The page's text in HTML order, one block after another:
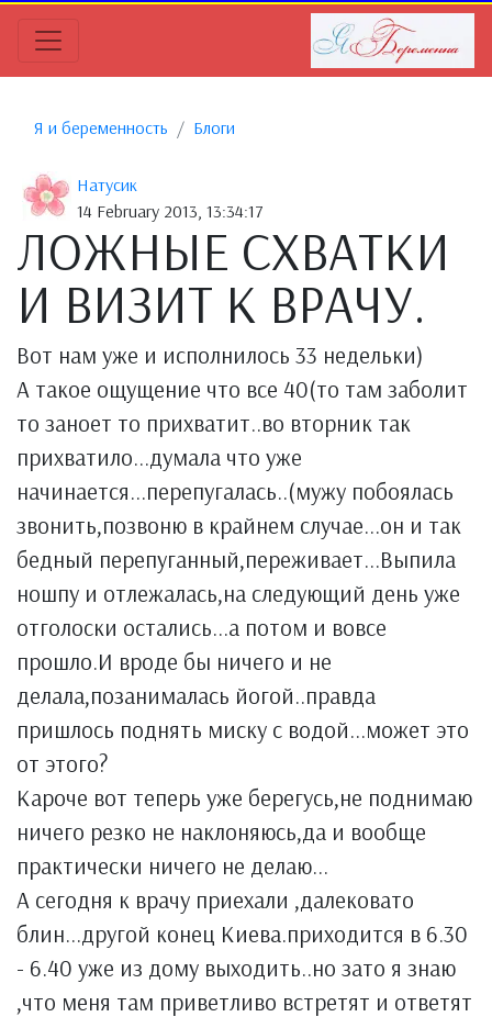
Я и беременность Блоги
Натусик
14 February 2013, 13:34:17
ЛОЖНЫЕ СХВАТКИ
И ВИЗИТ К ВРАЧУ.
Вот нам уже и исполнилось 33 недельки)
А такое ощущение что все 40(то там заболит
то заноет то прихватит..во вторник так
прихватило...думала что уже
начинается...перепугалась..(мужу побоялась
звонить,позвоню в крайнем случае...он и так
бедный перепуганный,переживает...Выпила
ношпу и отлежалась,на следующий день уже
отголоски остались...а потом и вовсе
прошло.И вроде бы ничего и не
делала,позанималась йогой..правда
пришлось поднять миску с водой...может это
от этого?
Кароче вот теперь уже берегусь,не поднимаю
ничего резко не наклоняюсь,да и вообще
практически ничего не делаю...
А сегодня к врачу приехали ,далековато
блин...другой конец Киева.приходится в 6.30
- 6.40 уже из дому выходить..но зато я знаю
,что меня там приветливо встретят и ответят